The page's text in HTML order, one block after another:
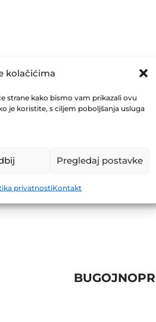
kolačićima
strane kako bismo vam prikazali ovu
je koristite, s ciljem poboljšanja usluga
Pregledaj postavke
privatnostiKontakt